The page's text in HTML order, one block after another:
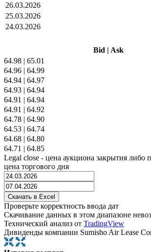
26.03.2026
25.03.2026
24.03.2026
Bid | Ask
64.98 | 65.01
64.96 | 64.99
64.94 | 64.97
64.93 | 64.94
64.91 | 64.94
64.91 | 64.92
64.78 | 64.90
64.53 | 64.74
64.68 | 64.80
64.71 | 64.85
Legal close - цена аукциона закрытия либо
цена торгового дня
Проверьте корректность ввода дат
Скачивание данных в этом диапазоне
Технический анализ от TradingView
Дивиденды компании Sumisho Air Lease